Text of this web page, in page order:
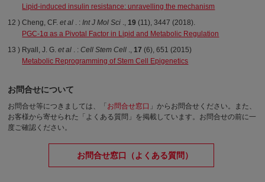
Lipid-induced insulin resistance: unravelling the mechanism
Cheng, CF.et al . :Int J Mol Sci .,19 (11), 3447 (2018).
PGC-1α as a Pivotal Factor in Lipid and Metabolic Regulation
Ryall, J. G.et al . :Cell Stem Cell .,17 (6), 651 (2015)
Metabolic Reprogramming of Stem Cell Epigenetics
お問合せについて
お問合せ等につきましては、「 お問合せ窓口 」からお問合せください。
また、
お客様から寄せられた「よくある質問」を掲載しています。お問合せの前に一
度ご確認ください。
お問合せ窓口（よくある質問）